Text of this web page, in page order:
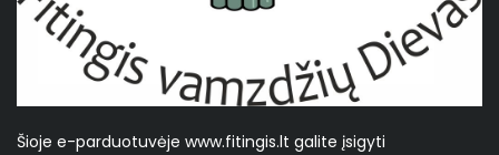
Šioje e-parduotuvėje www.fitingis.lt galite įsigyti